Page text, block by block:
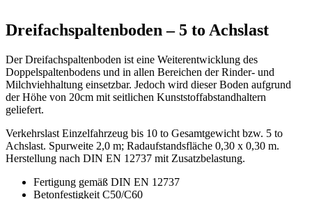
Dreifachspaltenboden – 5 to Achslast
Der Dreifachspaltenboden ist eine Weiterentwicklung des
Doppelspaltenbodens und in allen Bereichen der Rinder- und
Milchviehhaltung einsetzbar. Jedoch wird dieser Boden aufgrund
der Höhe von 20cm mit seitlichen Kunststoffabstandhaltern
geliefert.
Verkehrslast Einzelfahrzeug bis 10 to Gesamtgewicht bzw. 5 to
Achslast. Spurweite 2,0 m; Radaufstandsfläche 0,30 x 0,30 m.
Herstellung nach DIN EN 12737 mit Zusatzbelastung.
Fertigung gemäß DIN EN 12737
Betonfestigkeit C50/C60